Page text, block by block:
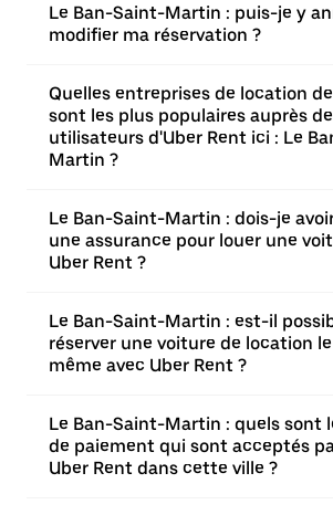
Le Ban-Saint-Martin : puis-je y
modifier ma réservation ?
Quelles entreprises de location
sont les plus populaires auprès
utilisateurs d'Uber Rent ici : Le
Martin ?
Le Ban-Saint-Martin : dois-je
une assurance pour louer une
Uber Rent ?
Le Ban-Saint-Martin : est-il
réserver une voiture de location
même avec Uber Rent ?
Le Ban-Saint-Martin : quels sont
de paiement qui sont acceptés
Uber Rent dans cette ville ?